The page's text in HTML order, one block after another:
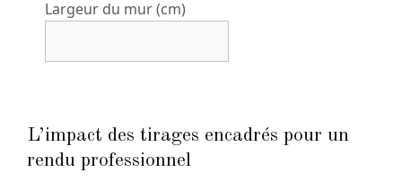
Largeur du mur (cm)
L’impact des tirages encadrés pour un
rendu professionnel